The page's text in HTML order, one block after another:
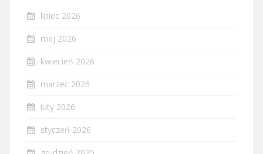
lipiec 2026
maj 2026
kwiecień 2026
marzec 2026
luty 2026
styczeń 2026